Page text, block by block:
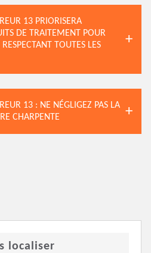
13 PRIORISERA
DE TRAITEMENT POUR
TOUTES LES
13 : NE NÉGLIGEZ PAS LA
CHARPENTE
localiser